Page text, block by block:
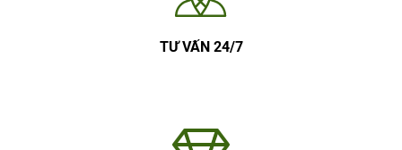
TƯ VẤN 24/7